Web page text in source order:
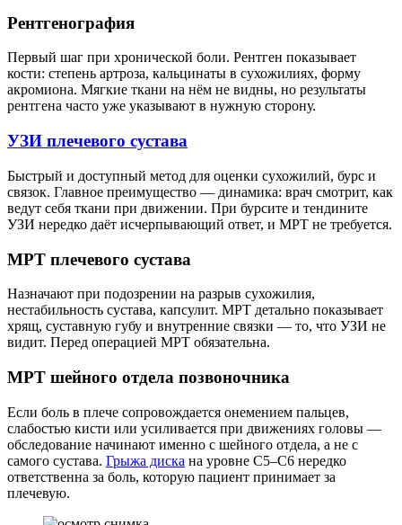
Рентгенография
Первый шаг при хронической боли. Рентген показывает
кости: степень артроза, кальцинаты в сухожилиях, форму
акромиона. Мягкие ткани на нём не видны, но результаты
рентгена часто уже указывают в нужную сторону.
УЗИ плечевого сустава
Быстрый и доступный метод для оценки сухожилий, бурс и
связок. Главное преимущество — динамика: врач смотрит, как
ведут себя ткани при движении. При бурсите и тендините
УЗИ нередко даёт исчерпывающий ответ, и МРТ не требуется.
МРТ плечевого сустава
Назначают при подозрении на разрыв сухожилия,
нестабильность сустава, капсулит. МРТ детально показывает
хрящ, суставную губу и внутренние связки — то, что УЗИ не
видит. Перед операцией МРТ обязательна.
МРТ шейного отдела позвоночника
Если боль в плече сопровождается онемением пальцев,
слабостью кисти или усиливается при движениях головы —
обследование начинают именно с шейного отдела, а не с
самого сустава. Грыжа диска на уровне C5–C6 нередко
ответственна за боль, которую пациент принимает за
плечевую.